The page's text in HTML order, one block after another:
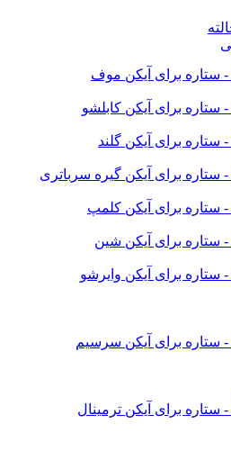
موف
کابلشو
گلند
گیره سرباتری
کلمپ
شین
وایرشو
سرسیم
ترمینال